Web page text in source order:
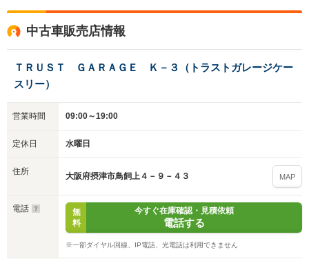
中古車販売店情報
ＴＲＵＳＴ ＧＡＲＡＧＥ Ｋ－３（トラストガレージケー
スリー）
営業時間 09:00～19:00
定休日 水曜日
住所 大阪府摂津市鳥飼上４－９－４３ MAP
電話
無
料
今すぐ在庫確認・見積依頼
電話する
※一部ダイヤル回線、IP電話、光電話は利用できません
入力途中の情報を保存しますか？
いいえ はい